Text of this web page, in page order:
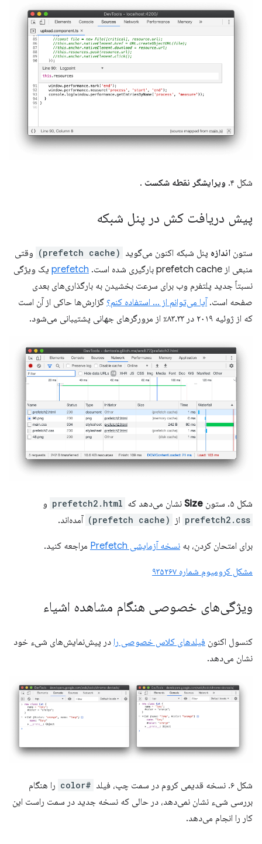
شکل ۴. ویرایشگر نقطه شکست .
پیش دریافت کش در پنل شبکه
ستون اندازه پنل شبکه اکنون می‌گوید (prefetch cache)
وقتی
منبعی از prefetch cache بارگیری شده است.
prefetch یک ویژگی
نسبتاً جدید پلتفرم وب برای سرعت بخشیدن به بارگذاری‌های بعدی
صفحه است. آیا می‌توانم از ... استفاده کنم؟ گزارش‌ها حاکی از آن است
که از ژوئیه ۲۰۱۹ در ۸۳.۳۳٪ از مرورگرهای جهانی پشتیبانی می‌شود.
شکل ۵. ستون Size نشان می‌دهد که prefetch2.html و
prefetch2.css از (prefetch cache) آمده‌اند.
برای امتحان کردن، به نسخه آزمایشی Prefetch مراجعه کنید.
مشکل کرومیوم شماره ۹۳۵۲۶۷
ویژگی‌های خصوصی هنگام مشاهده اشیاء
کنسول اکنون فیلدهای کلاس خصوصی را در پیش‌نمایش‌های شیء خود
نشان می‌دهد.
شکل ۶. نسخه قدیمی کروم در سمت چپ، فیلد #color
را هنگام
بررسی شیء نشان نمی‌دهد، در حالی که نسخه جدید در سمت راست این
کار را انجام می‌دهد.